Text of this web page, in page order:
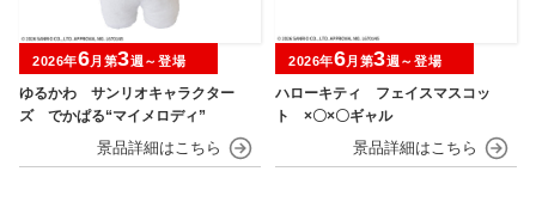
ゆるかわ サンリオキャラクター
ズ でかぱる“マイメロディ”
2026年6月第3週～登場
ハローキティ フェイスマスコッ
ト ×〇×〇ギャル
2026年6月第3週～登場